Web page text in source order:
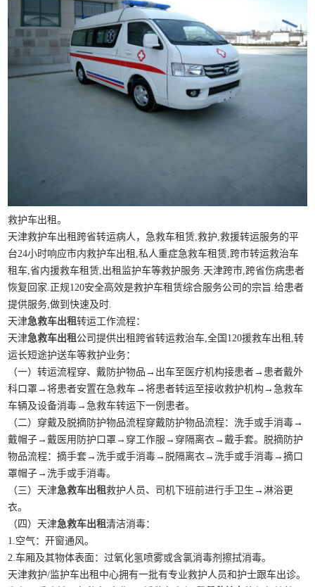
救护车出租。
天津救护车出租跨省转运病人，急救车租赁,救护,救援转运服务的平
台24小时响应市内救护车出租,私人重症急救车租赁,跨市转运救治车
租车,省内援救车租赁,出租监护车等救护服务.天津跨市,跨省伤病患者
恢复回家.正规120安全高效是救护车租赁综合服务公司的宗旨.给患者
提供服务,做到快速及时.
天津急救车出租转运工作流程：
天津急救车出租 公司提供出租跨省转运救治车,全国120援救车出租,转
运长短途护送车等救护业务：
（一）转运流程穿、戴防护物品→出车至医疗机构接患者→患者戴外
科口罩→将患者安置在急救车→将患者转运至接收救护机构→急救车
车辆及设备消毒→急救车转运下一例患者。
（二）穿戴及脱摘防护物品流程穿戴防护物品流程：洗手或手消毒→
戴帽子→戴医用防护口罩→穿工作服→穿隔离衣→戴手套。脱摘防护
物品流程：摘手套→洗手或手消毒→脱隔离衣→洗手或手消毒→摘口
罩帽子→洗手或手消毒。
（三）天津急救车出租救护人员、司机下班前进行手卫生→淋浴更
衣。
（四）天津急救车出租清洁消毒：
1.空气：开窗通风。
2.车厢及其物体表面：过氧化氢喷雾或含氯消毒剂擦拭消毒。
天津救护/监护车出租中心拥有一批有专业救护人员和护士跟车出诊。